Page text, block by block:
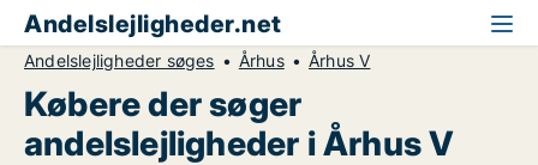
Andelslejligheder.net
Andelslejligheder søges Århus Århus V
Købere der søger
andelslejligheder i Århus V